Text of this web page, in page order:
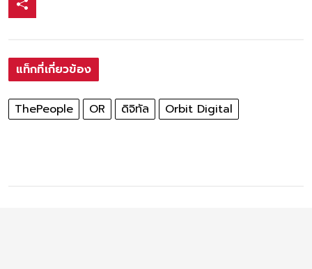
แท็กที่เกี่ยวข้อง
ThePeople OR ดิจิทัล Orbit Digital